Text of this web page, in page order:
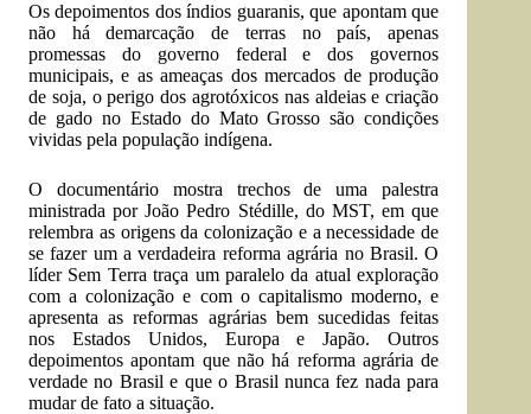
Os depoimentos dos índios guaranis, que apontam que
não há demarcação de terras no país, apenas
promessas do governo federal e dos governos
municipais, e as ameaças dos mercados de produção
de soja, o perigo dos agrotóxicos nas aldeias e criação
de gado no Estado do Mato Grosso são condições
vividas pela população indígena.
O documentário mostra trechos de uma palestra
ministrada por João Pedro Stédille, do MST, em que
relembra as origens da colonização e a necessidade de
se fazer um a verdadeira reforma agrária no Brasil. O
líder Sem Terra traça um paralelo da atual exploração
com a colonização e com o capitalismo moderno, e
apresenta as reformas agrárias bem sucedidas feitas
nos Estados Unidos, Europa e Japão. Outros
depoimentos apontam que não há reforma agrária de
verdade no Brasil e que o Brasil nunca fez nada para
mudar de fato a situação.